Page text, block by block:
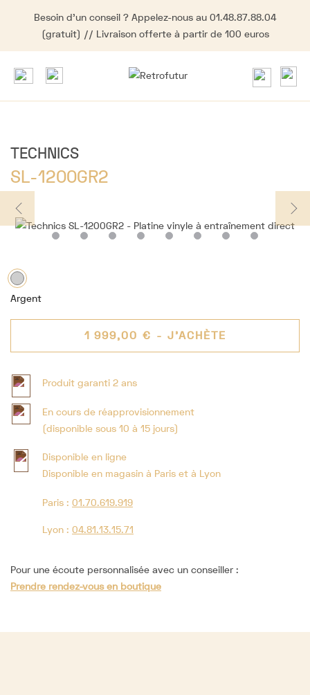
Besoin d'un conseil ? Appelez-nous au 01.48.87.88.04
(gratuit) // Livraison offerte à partir de 100 euros
TECHNICS
SL-1200GR2
Argent
1 999,00 € - J'ACHÈTE
Produit garanti 2 ans
En cours de réapprovisionnement
(disponible sous 10 à 15 jours)
Disponible en ligne
Disponible en magasin à Paris et à Lyon
Paris : 01.70.619.919
Lyon : 04.81.13.15.71
Pour une écoute personnalisée avec un conseiller :
Prendre rendez-vous en boutique